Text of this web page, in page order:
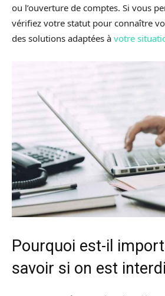
ou l’ouverture de comptes. Si vous
vérifiez votre statut pour connaître
des solutions adaptées à votre
Pourquoi est-il
savoir si on est